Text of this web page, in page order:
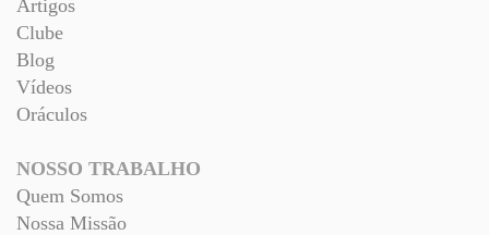
Artigos
Clube
Blog
Vídeos
Oráculos
NOSSO TRABALHO
Quem Somos
Nossa Missão